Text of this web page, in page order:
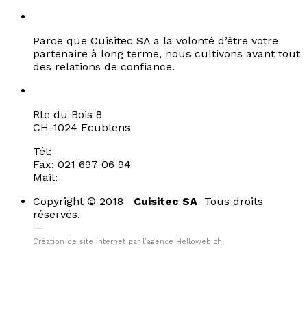
Parce que Cuisitec SA a la volonté d’être votre
partenaire à long terme, nous cultivons avant tout
des relations de confiance.
Rte du Bois 8
CH-1024 Ecublens
Tél:
Fax: 021 697 06 94
Mail:
Copyright © 2018 Cuisitec SA Tous droits
réservés.
—
Création de site internet par l’agence Helloweb.ch